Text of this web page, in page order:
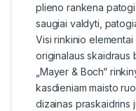
plieno rankena
saugiai valdyti,
Visi rinkinio
originalaus skaidraus
„Mayer & Boch“
kasdieniam maisto
dizainas praskaidrins